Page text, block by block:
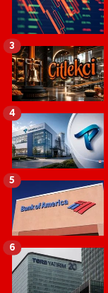
3
4
5
6